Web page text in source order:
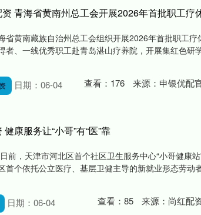
青海省黄南州总工会开展2026年首批职工疗
省黄南藏族自治州总工会组织开展2026年首批职工
者、一线优秀职工赴青岛湛山疗养院，开展集红色研
日期：06-04 查看： 176 来源： 申银优配
康服务让“小哥”有“医”靠
前，天津市河北区首个社区卫生服务中心“小哥健康
首个依托公立医疗、基层卫健主导的新就业形态劳动
日期：06-04 查看： 85 来源： 尚红配